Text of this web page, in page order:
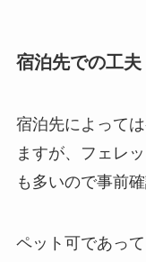
宿泊先での工夫
宿泊先によって
ますが、フェレ
も多いので事前
ペット可であっ